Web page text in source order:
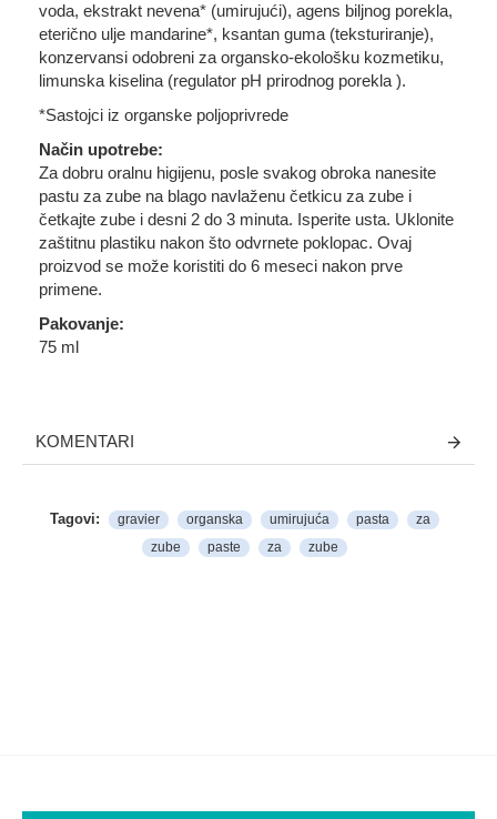
voda, ekstrakt nevena* (umirujući), agens biljnog porekla,
eterično ulje mandarine*, ksantan guma (teksturiranje),
konzervansi odobreni za organsko-ekološku kozmetiku,
limunska kiselina (regulator pH prirodnog porekla ).
*Sastojci iz organske poljoprivrede
Način upotrebe:
Za dobru oralnu higijenu, posle svakog obroka nanesite
pastu za zube na blago navlaženu četkicu za zube i
četkajte zube i desni 2 do 3 minuta. Isperite usta. Uklonite
zaštitnu plastiku nakon što odvrnete poklopac. Ovaj
proizvod se može koristiti do 6 meseci nakon prve
primene.
Pakovanje:
75 ml
KOMENTARI
Tagovi: gravier organska umirujuća pasta
za
zube
paste za zube